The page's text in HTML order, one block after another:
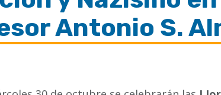
Antonio S.